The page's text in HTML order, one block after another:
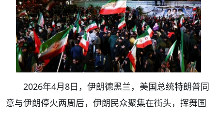
2026年4月8日，伊朗德黑兰，美国总统特朗普同
意与伊朗停火两周后，伊朗民众聚集在街头，挥舞国